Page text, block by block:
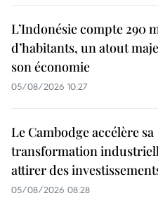
L’Indonésie compte 290
d’habitants, un atout
son économie
05/08/2026 10:27
Le Cambodge accélère sa
transformation
attirer des
05/08/2026 08:28